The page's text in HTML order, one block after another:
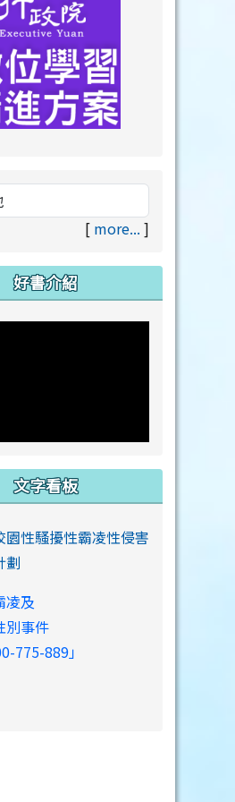
[ more... ]
好書介紹
文字看板
園性騷擾性霸凌性侵害
劃
凌及
別事件
775-889」